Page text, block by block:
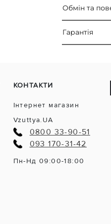
Обмін та
Гарантія
КОНТАКТИ
Інтернет магазин
Vzuttya.UA
0800 33-90-51
093 170-31-42
Пн-Нд 09:00-18:00